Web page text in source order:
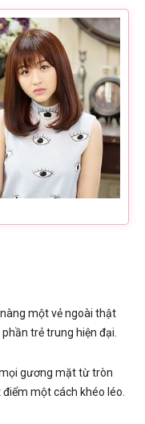
một vẻ ngoài thật
trẻ trung hiện đại.
gương mặt từ tròn
một cách khéo léo.